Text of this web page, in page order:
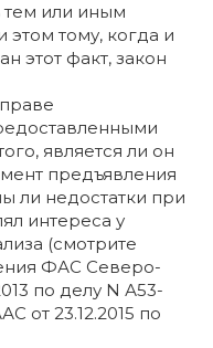
тем или иным
тому, когда и
этот факт, закон
является ли он
предъявления
ли недостатки при
интереса у
(смотрите
ФАС Северо-
по делу N А53-
от 23.12.2015 по